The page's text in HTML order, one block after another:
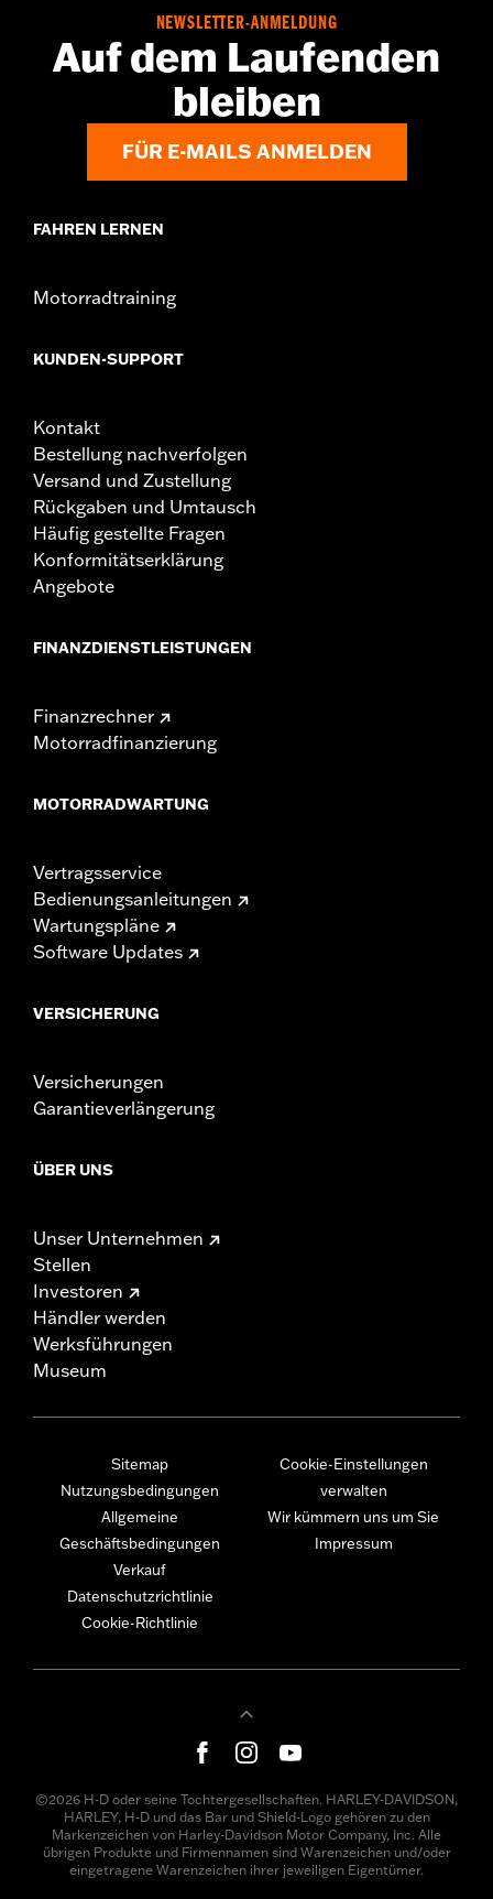
NEWSLETTER-ANMELDUNG
Auf dem Laufenden
bleiben
FÜR E-MAILS ANMELDEN
FAHREN LERNEN
Motorradtraining
KUNDEN-SUPPORT
Kontakt
Bestellung nachverfolgen
Versand und Zustellung
Rückgaben und Umtausch
Häufig gestellte Fragen
Konformitätserklärung
Angebote
FINANZDIENSTLEISTUNGEN
Finanzrechner
Motorradfinanzierung
MOTORRADWARTUNG
Vertragsservice
Bedienungsanleitungen
Wartungspläne
Software Updates
VERSICHERUNG
Versicherungen
Garantieverlängerung
ÜBER UNS
Unser Unternehmen
Stellen
Investoren
Händler werden
Werksführungen
Museum
Sitemap
Nutzungsbedingungen
Allgemeine
Geschäftsbedingungen
Verkauf
Datenschutzrichtlinie
Cookie-Richtlinie
Cookie-Einstellungen
verwalten
Wir kümmern uns um Sie
Impressum
©2026 H-D oder seine Tochtergesellschaften. HARLEY-DAVIDSON,
HARLEY, H-D und das Bar und Shield-Logo gehören zu den
Markenzeichen von Harley-Davidson Motor Company, Inc. Alle
übrigen Produkte und Firmennamen sind Warenzeichen und/oder
eingetragene Warenzeichen ihrer jeweiligen Eigentümer.